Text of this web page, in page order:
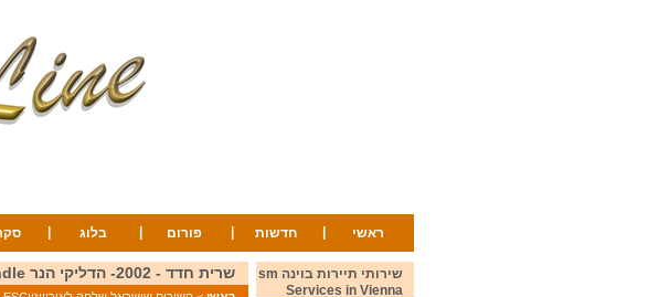
ראשי חדשות פורום בלוג
שרית חדד - 2002- הדליקי הנר Light A Candle
שירותי תיירות בוינה sm
Services in Vienna